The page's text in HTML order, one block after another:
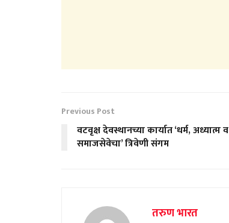
Previous Post
वटवृक्ष देवस्थानच्या कार्यात ‘धर्म, अध्यात्म व
समाजसेवेचा’ त्रिवेणी संगम
तरुण भारत